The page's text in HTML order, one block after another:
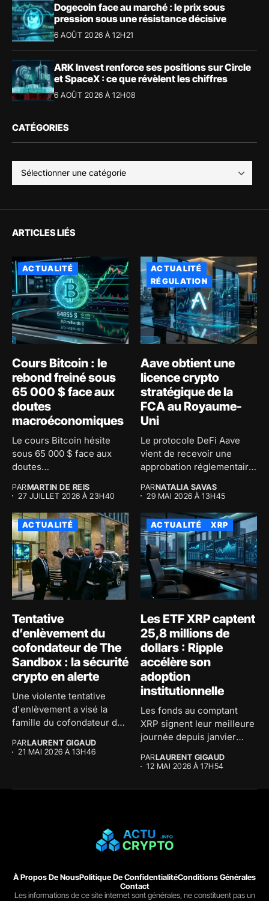
Dogecoin face au marché : le prix sous
pression sous une résistance décisive
6 AOÛT 2026 À 12H21
ARK Invest renforce ses positions sur Circle
et SpaceX : ce que révèlent les chiffres
6 AOÛT 2026 À 12H08
CATÉGORIES
ARTICLES LIÉS
ACTUALITÉ
Cours Bitcoin : le
rebond freiné sous
65 000 $ face aux
doutes
macroéconomiques
Le cours Bitcoin hésite
sous 65 000 $ face aux
doutes
PARMARTIN DE REIS
27 JUILLET 2026 À 23H40
ACTUALITÉ
RÉGULATION
Aave obtient une
licence crypto
stratégique de la
FCA au Royaume-
Uni
Le protocole DeFi Aave
vient de recevoir une
approbation réglementaire
PARNATALIA SAVAS
29 MAI 2026 À 13H45
ACTUALITÉ
Tentative
d’enlèvement du
cofondateur de The
Sandbox : la sécurité
crypto en alerte
Une violente tentative
d'enlèvement a visé la
famille du cofondateur de
PARLAURENT GIGAUD
21 MAI 2026 À 13H46
ACTUALITÉ XRP
Les ETF XRP captent
25,8 millions de
dollars : Ripple
accélère son
adoption
institutionnelle
Les fonds au comptant
XRP signent leur meilleure
journée depuis janvier
PARLAURENT GIGAUD
12 MAI 2026 À 17H54
À Propos De NousPolitique De ConfidentialitéConditions Générales
Contact
Les informations de ce site internet sont générales, ne constituent pas un